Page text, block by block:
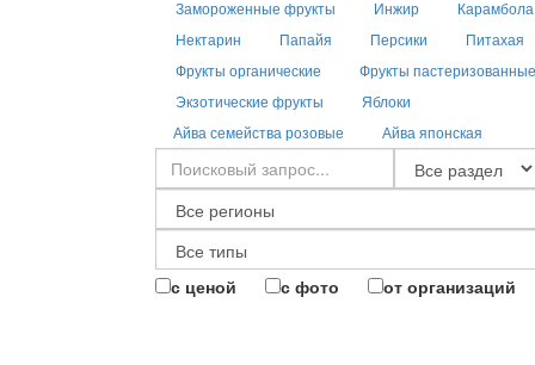
Замороженные фрукты
Инжир
Карамбола
Нектарин
Папайя Персики
Питахая
Фрукты органические
Фрукты пастеризованные
Экзотические фрукты
Яблоки
Айва семейства розовые
Айва японская
с ценой с фото от организаций